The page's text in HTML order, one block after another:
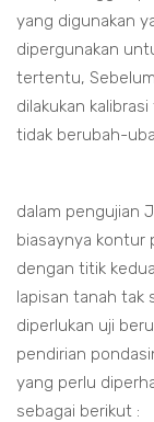
yang digunakan
dipergunakan
tertentu,
dilakukan
tidak berubah-
dalam pengujian
biasaynya kontur
dengan titik
lapisan tanah tak
diperlukan uji
pendirian
yang perlu
sebagai berikut :